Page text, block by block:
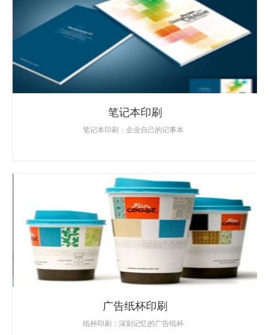
笔记本印刷
笔记本印刷：企业自己的记事本
广告纸杯印刷
纸杯印刷：深刻记忆的广告纸杯